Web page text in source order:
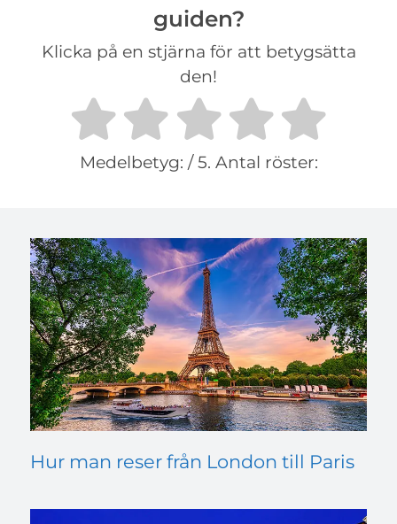
guiden?
Klicka på en stjärna för att betygsätta
den!
Medelbetyg: / 5. Antal röster:
Hur man reser från London till Paris